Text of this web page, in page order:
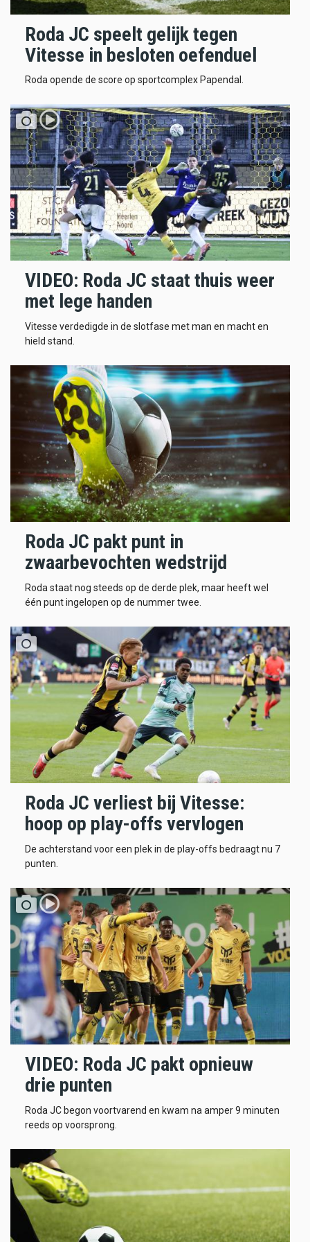
Roda JC speelt gelijk tegen
Vitesse in besloten oefenduel
Roda opende de score op sportcomplex Papendal.
VIDEO: Roda JC staat thuis weer
met lege handen
Vitesse verdedigde in de slotfase met man en macht en
hield stand.
Roda JC pakt punt in
zwaarbevochten wedstrijd
Roda staat nog steeds op de derde plek, maar heeft wel
één punt ingelopen op de nummer twee.
Roda JC verliest bij Vitesse:
hoop op play-offs vervlogen
De achterstand voor een plek in de play-offs bedraagt nu 7
punten.
VIDEO: Roda JC pakt opnieuw
drie punten
Roda JC begon voortvarend en kwam na amper 9 minuten
reeds op voorsprong.